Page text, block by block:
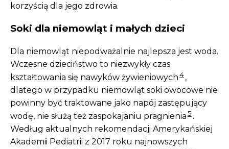
korzyścią dla jego zdrowia.
Soki dla niemowląt i małych dzieci
Dla niemowląt niepodważalnie najlepsza jest woda.
Wczesne dzieciństwo to niezwykły czas
kształtowania się nawyków żywieniowych4,
dlatego w przypadku niemowląt soki owocowe nie
powinny być traktowane jako napój zastępujący
wodę, nie służą też zaspokajaniu pragnienia5 .
Według aktualnych rekomendacji Amerykańskiej
Akademii Pediatrii z 2017 roku najnowszych